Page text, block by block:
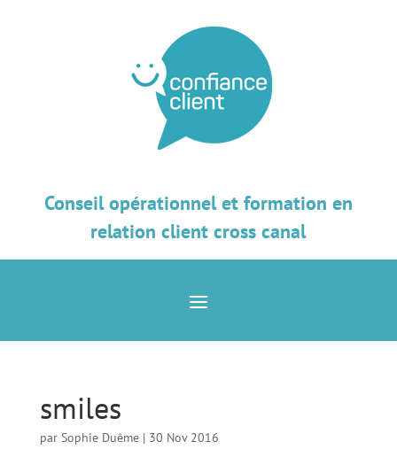
Conseil opérationnel et formation en
relation client cross canal
smiles
par Sophie Duême| 30 Nov 2016